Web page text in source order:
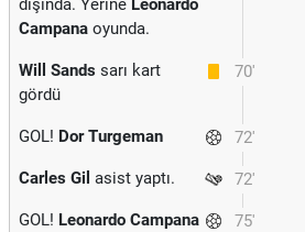
dışında. Yerine Leonardo
Campana oyunda.
70'
Will Sands sarı kart
gördü
72'
GOL! Dor Turgeman
72'
Carles Gil asist yaptı.
75'
GOL! Leonardo Campana